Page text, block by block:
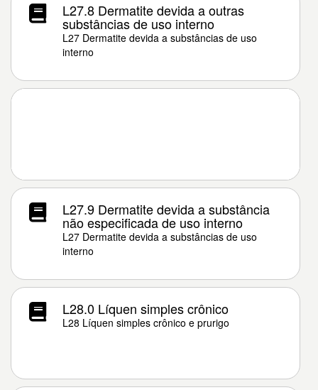
L27.8 Dermatite devida a outras
substâncias de uso interno
L27 Dermatite devida a substâncias de uso
interno
L27.9 Dermatite devida a substância
não especificada de uso interno
L27 Dermatite devida a substâncias de uso
interno
L28.0 Líquen simples crônico
L28 Líquen simples crônico e prurigo